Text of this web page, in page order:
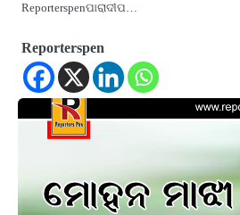
Reporterspenପାରାଦୀପ…
Reporterspen